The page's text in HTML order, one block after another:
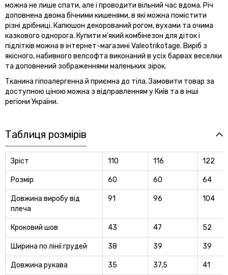
можна не лише спати, але і проводити вільний час вдома. Річ
доповнена двома бічними кишенями, в які можна помістити
різні дрібниці. Капюшон декорований рогом, вухами та очима
казкового однорога. Купити м'який комбінезон для діток і
підлітків можна в інтернет-магазині Valeotrikotage. Виріб з
якісного, набивного велсофта виконаний в усіх барвах веселки
та доповнений зображеннями маленьких зірок.
Тканина гіпоалергенна й приємна до тіла. Замовити товар за
доступною ціною можна з відправленням у Київ та в інші
регіони України.
Таблиця розмірів
Зріст 110 116 122
Розмір 60 60 64
Довжина виробу від
плеча
91 96 104
Кроковий шов 43 47 52
Ширина по лінії грудей 38 39 39
Довжина рукава 35 37,5 41